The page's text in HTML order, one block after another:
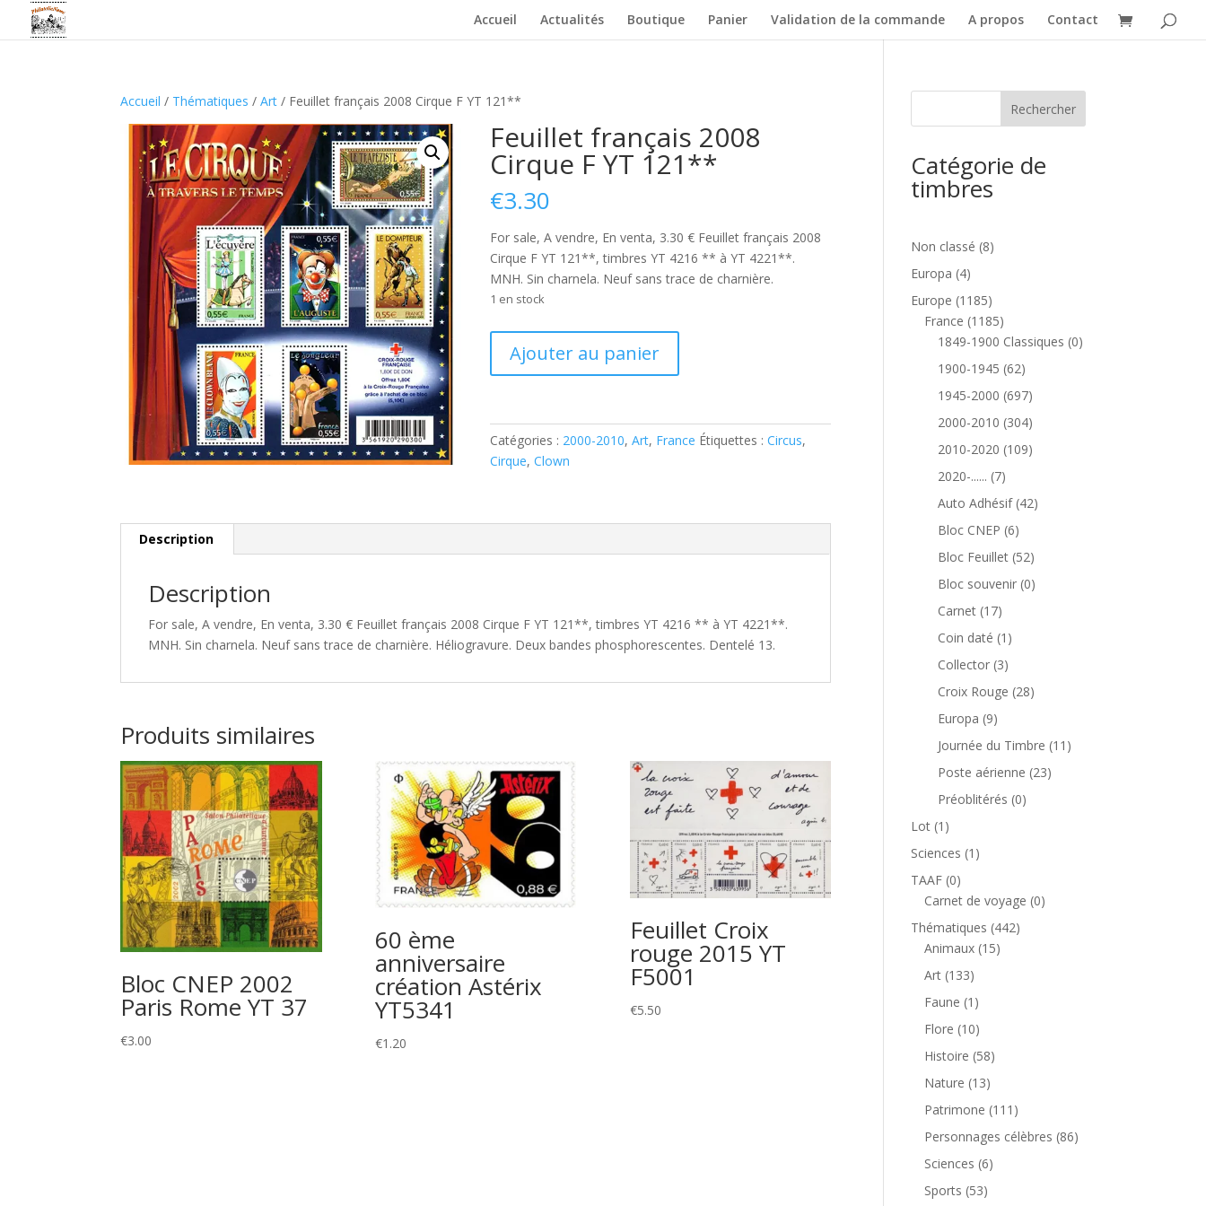
Accueil Actualités Boutique Panier Validation de la commande A propos Contact
Accueil / Thématiques /Art / Feuillet français 2008 Cirque F YT 121**
Feuillet français 2008
Cirque F YT 121**
€3.30
For sale, A vendre, En venta, 3.30 € Feuillet français 2008
Cirque F YT 121**, timbres YT 4216 ** à YT 4221**.
MNH. Sin charnela. Neuf sans trace de charnière.
1 en stock
Feuillet
2008
Cirque
F
Ajouter au panier
Catégories : 2000-2010,Art, France Étiquettes :Circus,
Cirque,Clown
Description
Description
For sale, A vendre, En venta, 3.30 € Feuillet français 2008 Cirque F YT 121**, timbres YT 4216 ** à YT 4221**.
MNH. Sin charnela. Neuf sans trace de charnière. Héliogravure. Deux bandes phosphorescentes. Dentelé 13.
Produits similaires
Bloc CNEP 2002
Paris Rome YT 37
€3.00
60 ème
anniversaire
création Astérix
YT5341
€1.20
Feuillet Croix
rouge 2015 YT
F5001
€5.50
Catégorie de
timbres
Non classé 88
Europa 44
produits
Europe 11851185
produits
France 11851185
produits
1849-1900 Classiques 00
1900-1945 6262
produits
1945-2000 697697
produits
2000-2010 304304
produits
2010-2020 109109
2020-...... 77
produits
Auto Adhésif 4242
Bloc CNEP 66
produits
Bloc Feuillet 5252
produits
Bloc souvenir 00
Carnet 1717
produits
Coin daté 1 1
Collector 33
produits
Croix Rouge 2828
Europa 99
produits
Journée du Timbre 11 11
Poste aérienne 2323
Préoblitérés 00
Lot 1 1
produit
Sciences 1 1
TAAF 00
produit
Carnet de voyage 00
Thématiques 442442
Animaux 1515
Art 133133
produits
Faune 1 1
produit
Flore 1010
produits
Histoire 5858
Nature 1313
produits
Patrimone 111 111
produits
Personnages célèbres 8686
Sciences 66
Sports 5353